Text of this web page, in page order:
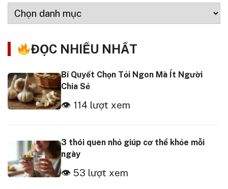
ĐỌC NHIỀU NHẤT
Bí Quyết Chọn Tỏi Ngon Mà Ít Người
Chia Sẻ
👁 114 lượt xem
3 thói quen nhỏ giúp cơ thể khỏe mỗi
ngày
👁 53 lượt xem